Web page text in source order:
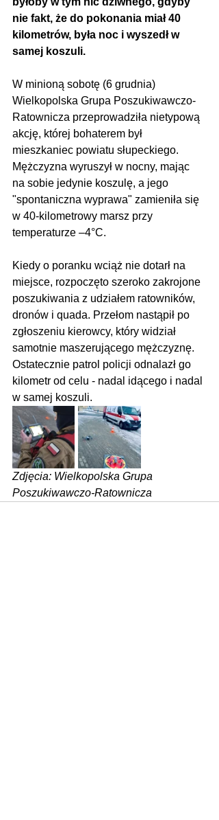
nie fakt, że do pokonania miał 40
kilometrów, była noc i wyszedł w
samej koszuli.
W minioną sobotę (6 grudnia)
Wielkopolska Grupa Poszukiwawczo-
Ratownicza przeprowadziła nietypową
akcję, której bohaterem był
mieszkaniec powiatu słupeckiego.
Mężczyzna wyruszył w nocny, mając
na sobie jedynie koszulę, a jego
"spontaniczna wyprawa" zamieniła się
w 40-kilometrowy marsz przy
temperaturze –4°C.
Kiedy o poranku wciąż nie dotarł na
miejsce, rozpoczęto szeroko zakrojone
poszukiwania z udziałem ratowników,
dronów i quada. Przełom nastąpił po
zgłoszeniu kierowcy, który widział
samotnie maszerującego mężczyznę.
Ostatecznie patrol policji odnalazł go
kilometr od celu - nadal idącego i nadal
w samej koszuli.
Zdjęcia: Wielkopolska Grupa
Poszukiwawczo-Ratownicza